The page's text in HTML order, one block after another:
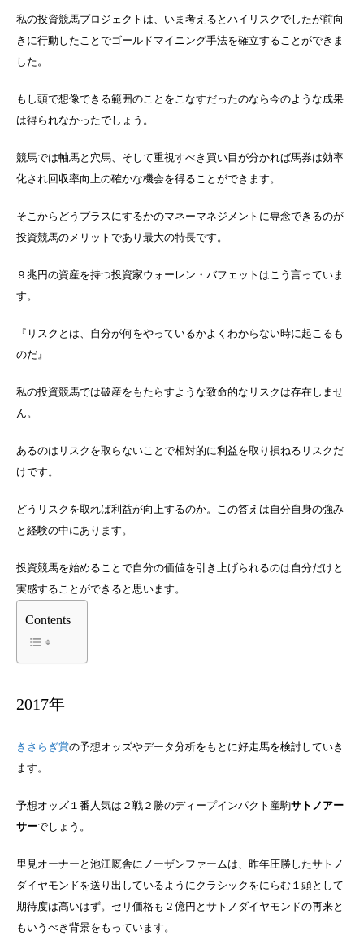
私の投資競馬プロジェクトは、いま考えるとハイリスクでしたが前向
きに行動したことでゴールドマイニング手法を確立することができま
した。
もし頭で想像できる範囲のことをこなすだったのなら今のような成果
は得られなかったでしょう。
競馬では軸馬と穴馬、そして重視すべき買い目が分かれば馬券は効率
化され回収率向上の確かな機会を得ることができます。
そこからどうプラスにするかのマネーマネジメントに専念できるのが
投資競馬のメリットであり最大の特長です。
９兆円の資産を持つ投資家ウォーレン・バフェットはこう言っていま
す。
『リスクとは、自分が何をやっているかよくわからない時に起こるも
のだ』
私の投資競馬では破産をもたらすような致命的なリスクは存在しませ
ん。
あるのはリスクを取らないことで相対的に利益を取り損ねるリスクだ
けです。
どうリスクを取れば利益が向上するのか。この答えは自分自身の強み
と経験の中にあります。
投資競馬を始めることで自分の価値を引き上げられるのは自分だけと
実感することができると思います。
Contents
2017年
きさらぎ賞の予想オッズやデータ分析をもとに好走馬を検討していき
ます。
予想オッズ１番人気は２戦２勝のディープインパクト産駒サトノアー
サーでしょう。
里見オーナーと池江厩舎にノーザンファームは、昨年圧勝したサトノ
ダイヤモンドを送り出しているようにクラシックをにらむ１頭として
期待度は高いはず。セリ価格も２億円とサトノダイヤモンドの再来と
もいうべき背景をもっています。